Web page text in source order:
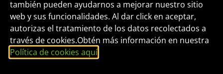
Edificio T-Tower Of. 2004 | Av. Rivera Navarrete
395 - San Isidro
también pueden ayudarnos a mejorar nuestro sitio
web y sus funcionalidades. Al dar click en aceptar,
autorizas el tratamiento de los datos recolectados a
través de cookies.Obtén más información en nuestra
Política de cookies aquí